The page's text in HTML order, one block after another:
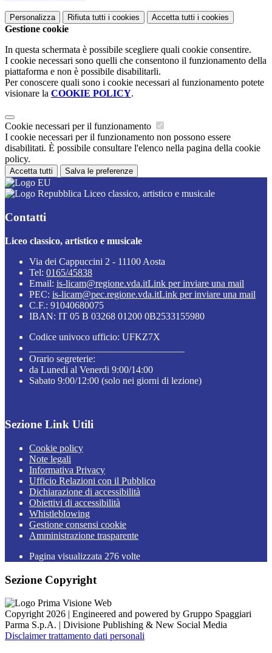
Personalizza Rifiuta tutti i cookies Accetta tutti i cookies
Gestione cookie
In questa schermata è possibile scegliere quali cookie consentire.
I cookie necessari sono quelli che consentono il funzionamento della
piattaforma e non è possibile disabilitarli.
Per conoscere quali sono i cookie necessari al funzionamento potete
visionare la COOKIE POLICY.
Cookie necessari per il funzionamento
I cookie necessari per il funzionamento non possono essere
disabilitati. È possibile consultare l'elenco nella pagina della cookie
policy.
Accetta tutti Salva le preferenze
Liceo classico, artistico e musicale
Contatti
Liceo classico, artistico e musicale
Via dei Cappuccini 2 - 11100 Aosta
Tel: 0165/45838
Email: is-licam@regione.vda.itLink per inviare una mail
PEC: is-licam@pec.regione.vda.itLink per inviare una mail
C.F.: 91040680075
IBAN: IT 05 B 03268 01200 0B2533155980
Codice univoco ufficio: UFKZ7X
Orario segreterie:
da Lunedi al Venerdi 9:00/14:00
Sabato 9:00/12:00 (solo nei giorni di lezione)
Sezione Link Utili
Cookie policy
Note legali
Informativa Privacy
Ufficio Relazioni con il Pubblico
Dichiarazione di accessibilità
Obiettivi di accessibilità
Whistleblowing
Gestione consensi cookie
Amministrazione trasparente
Pagina visualizzata 276 volte
Sezione Copyright
Copyright 2026 | Engineered and powered by Gruppo Spaggiari
Parma S.p.A. | Divisione Publishing & New Social Media
Disclaimer trattamento dati personali